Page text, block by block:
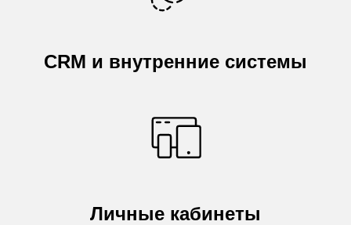
CRM и внутренние системы
Личные кабинеты